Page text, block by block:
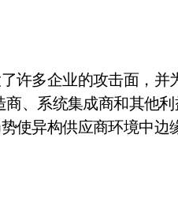
许多企业的攻击面，并
、系统集成商和其他
使异构供应商环境中边